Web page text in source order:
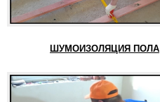
ШУМОИЗОЛЯЦИЯ ПОЛА